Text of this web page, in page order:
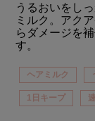
うるおいをし
ミルク。アク
らダメージを
す。
ヘアミルク
1日キープ